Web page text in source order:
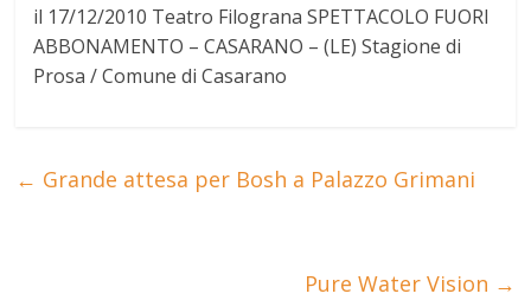
il 17/12/2010 Teatro Filograna SPETTACOLO FUORI
ABBONAMENTO – CASARANO – (LE) Stagione di
Prosa / Comune di Casarano
← Grande attesa per Bosh a Palazzo Grimani
Pure Water Vision →